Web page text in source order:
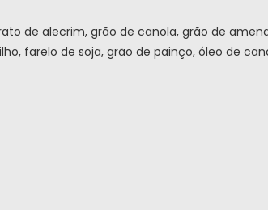
de alecrim, grão de canola, grão de
farelo de soja, grão de painço, óleo de